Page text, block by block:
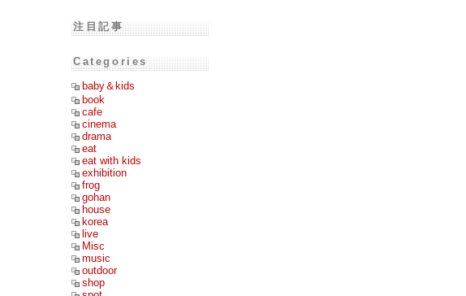
注目記事
Categories
baby＆kids
book
cafe
cinema
drama
eat
eat with kids
exhibition
frog
gohan
house
korea
live
Misc
music
outdoor
shop